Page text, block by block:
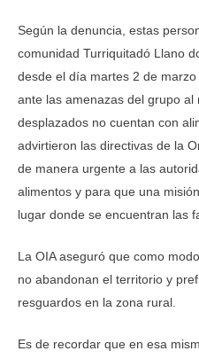
Según la denuncia, estas
comunidad Turriquitadó Llano
desde el día martes 2 de
ante las amenazas del grupo al
desplazados no cuentan con
advirtieron las directivas de la
de manera urgente a las
alimentos y para que una
lugar donde se encuentran las
La OIA aseguró que como
no abandonan el territorio y
resguardos en la zona rural.
Es de recordar que en esa